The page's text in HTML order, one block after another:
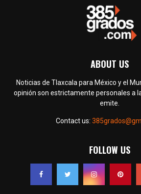
ABOUT US
Noticias de Tlaxcala para México y el
opinión son estrictamente personales a
emite.
Contact us:
FOLLOW US